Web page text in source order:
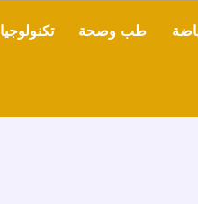
طب وصحة تكنولوجيا